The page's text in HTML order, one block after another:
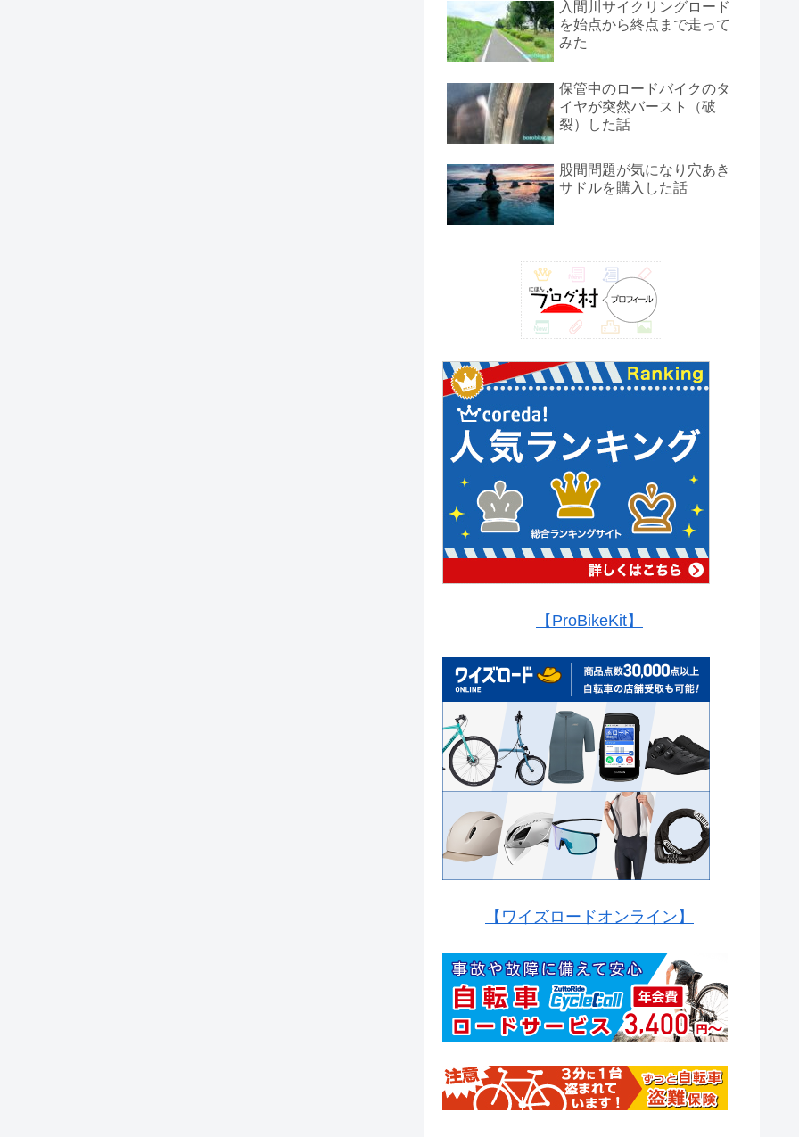
入間川サイクリングロード
を始点から終点まで走って
みた
保管中のロードバイクのタ
イヤが突然バースト（破
裂）した話
股間問題が気になり穴あき
サドルを購入した話
【ProBikeKit】
【ワイズロードオンライン】